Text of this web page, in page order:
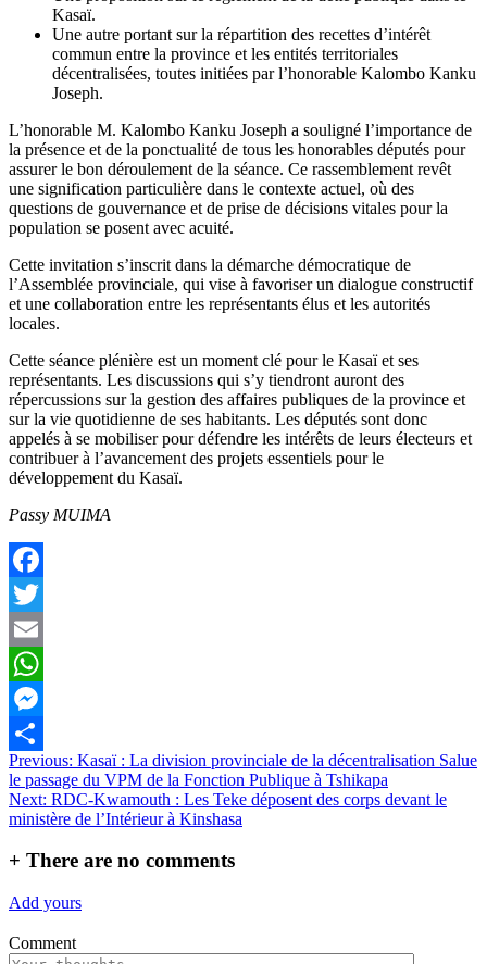
Kasaï.
Une autre portant sur la répartition des recettes d’intérêt
commun entre la province et les entités territoriales
décentralisées, toutes initiées par l’honorable Kalombo Kanku
Joseph.
L’honorable M. Kalombo Kanku Joseph a souligné l’importance de
la présence et de la ponctualité de tous les honorables députés pour
assurer le bon déroulement de la séance. Ce rassemblement revêt
une signification particulière dans le contexte actuel, où des
questions de gouvernance et de prise de décisions vitales pour la
population se posent avec acuité.
Cette invitation s’inscrit dans la démarche démocratique de
l’Assemblée provinciale, qui vise à favoriser un dialogue constructif
et une collaboration entre les représentants élus et les autorités
locales.
Cette séance plénière est un moment clé pour le Kasaï et ses
représentants. Les discussions qui s’y tiendront auront des
répercussions sur la gestion des affaires publiques de la province et
sur la vie quotidienne de ses habitants. Les députés sont donc
appelés à se mobiliser pour défendre les intérêts de leurs électeurs et
contribuer à l’avancement des projets essentiels pour le
développement du Kasaï.
Passy MUIMA
Facebook
Twitter
Email
WhatsApp
Messenger
Partager
Navigation
de
l’article
Previous: Kasaï : La division provinciale de la décentralisation Salue
le passage du VPM de la Fonction Publique à Tshikapa
Next: RDC-Kwamouth : Les Teke déposent des corps devant le
ministère de l’Intérieur à Kinshasa
+ There are no comments
Add yours
Comment